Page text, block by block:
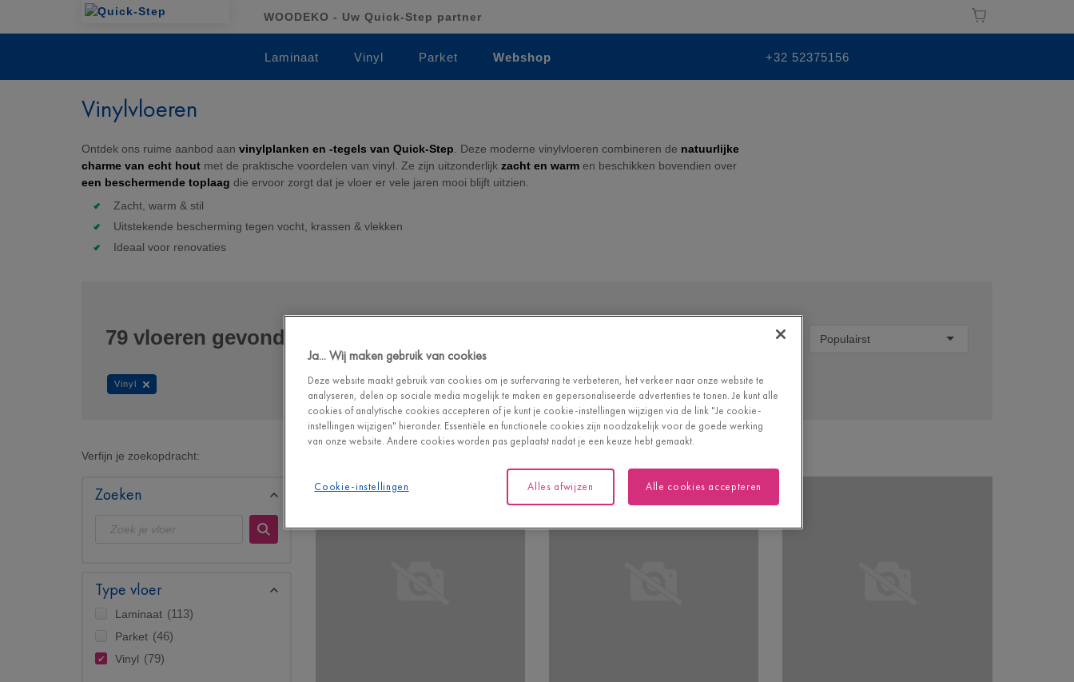
WOODEKO - Uw Quick-Step partner
Laminaat Vinyl Parket Webshop +32 52375156
Vinylvloeren
Ontdek ons ruime aanbod aan vinylplanken en -tegels van Quick-Step . Deze moderne vinylvloeren combineren de natuurlijke
charme van echt hout met de praktische voordelen van vinyl. Ze zijn uitzonderlijk zacht en warm en beschikken bovendien over
een beschermende toplaag die ervoor zorgt dat je vloer er vele jaren mooi blijft uitzien.
Zacht, warm & stil
Uitstekende bescherming tegen vocht, krassen & vlekken
Ideaal voor renovaties
79 vloeren gevonden Sorteren op: Populairst
Vinyl
Verfijn je zoekopdracht:
Zoeken
Type vloer
Laminaat (113)
Parket (46)
Vinyl (79)
Ja... Wij maken gebruik van cookies
Deze website maakt gebruik van cookies om je surfervaring te verbeteren, het verkeer naar onze website te
analyseren, delen op sociale media mogelijk te maken en gepersonaliseerde advertenties te tonen. Je kunt alle
cookies of analytische cookies accepteren of je kunt je cookie-instellingen wijzigen via de link "Je cookie-
instellingen wijzigen" hieronder. Essentiële en functionele cookies zijn noodzakelijk voor de goede werking
van onze website. Andere cookies worden pas geplaatst nadat je een keuze hebt gemaakt.
Cookie-instellingen Alles afwijzen Alle cookies accepteren